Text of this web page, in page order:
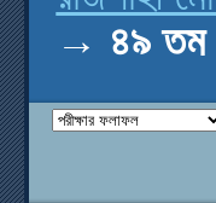
→ ৪৯ তম